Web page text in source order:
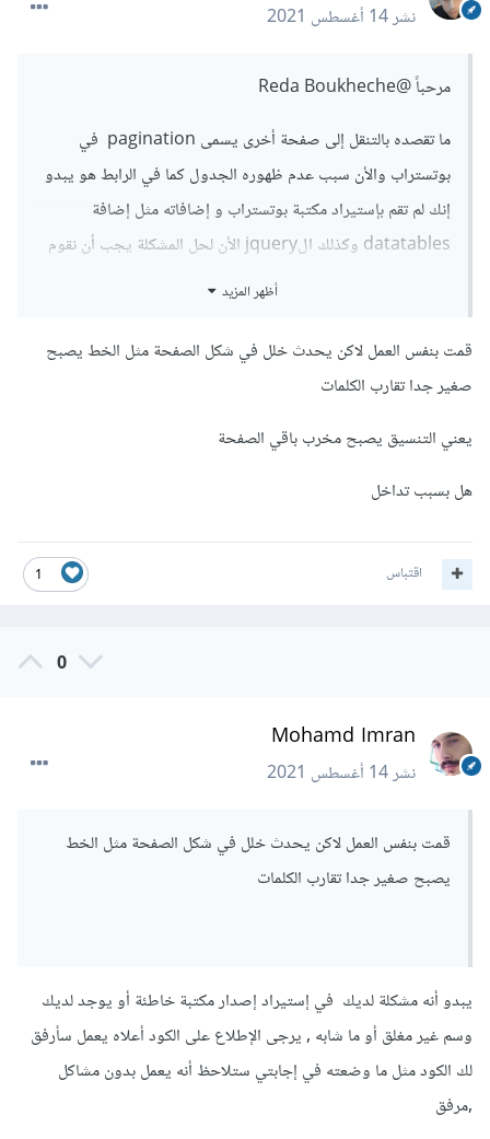
نشر14 أغسطس 2021
مرحباً@Reda Boukheche
ما تقصده بالتنقل إلى صفحة أخرى يسمى pagination في
بوتستراب والأن سبب عدم ظهوره الجدول كما في الرابط هو يبدو
إنك لم تقم بإستيراد مكتبة بوتستراب و إضافاته مثل إضافة
datatables وكذلك الjquery الأن لحل المشكلة يجب أن نقوم
بإستيراد ما ذكر بالترتيب في وسم ال head
"stylesheet" type="text/css"
type
href
"https://cdn.datatables.net/1.10.25/cs
href
"text/javascript"
ssl.google-
></script>
language
"javascript"
"https://code.jquery.com/jquery-
<script
type
"text/javascript"
src="https://cdn.datatables.net/1.10.25/js/
dataTables.bootstrap4.min.js"
></script>
<script
"text/javascript"
أظهر المزيد
قمت بنفس العمل لاكن يحدث خلل في شكل الصفحة مثل الخط يصبح
صغير جدا تقارب الكلمات
يعني التنسيق يصبح مخرب باقي الصفحة
هل بسبب تداخل
1 اقتباس
0
Mohamd Imran
نشر14 أغسطس 2021
قمت بنفس العمل لاكن يحدث خلل في شكل الصفحة مثل الخط
يصبح صغير جدا تقارب الكلمات
يبدو أنه مشكلة لديك في إستيراد إصدار مكتبة خاطئة أو يوجد لديك
وسم غير مغلق أو ما شابه , يرجى الإطلاع على الكود أعلاه يعمل سأرفق
لك الكود مثل ما وضعته في إجابتي ستلاحظ أنه يعمل بدون مشاكل
,مرفق